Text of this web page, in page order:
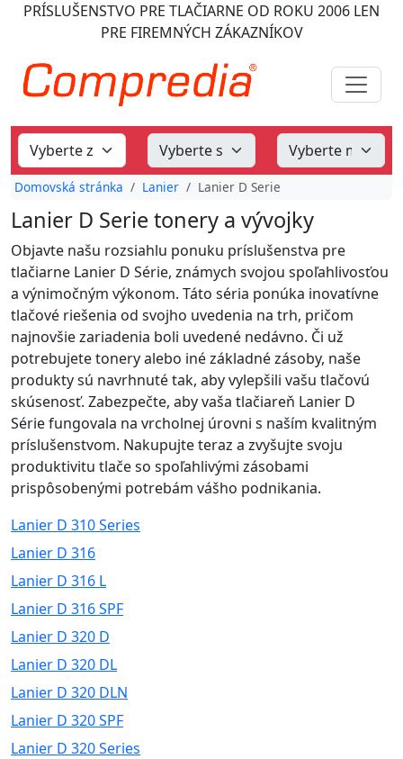
PRÍSLUŠENSTVO PRE TLAČIARNE OD ROKU 2006 LEN
PRE FIREMNÝCH ZÁKAZNÍKOV
Domovská stránka Lanier Lanier D Serie
Lanier D Serie tonery a vývojky
Objavte našu rozsiahlu ponuku príslušenstva pre
tlačiarne Lanier D Série, známych svojou spoľahlivosťou
a výnimočným výkonom. Táto séria ponúka inovatívne
tlačové riešenia od svojho uvedenia na trh, pričom
najnovšie zariadenia boli uvedené nedávno. Či už
potrebujete tonery alebo iné základné zásoby, naše
produkty sú navrhnuté tak, aby vylepšili vašu tlačovú
skúsenosť. Zabezpečte, aby vaša tlačiareň Lanier D
Série fungovala na vrcholnej úrovni s naším kvalitným
príslušenstvom. Nakupujte teraz a zvyšujte svoju
produktivitu tlače so spoľahlivými zásobami
prispôsobenými potrebám vášho podnikania.
Lanier D 310 Series
Lanier D 316
Lanier D 316 L
Lanier D 316 SPF
Lanier D 320 D
Lanier D 320 DL
Lanier D 320 DLN
Lanier D 320 SPF
Lanier D 320 Series